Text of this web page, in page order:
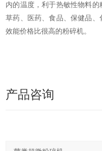
内的温度，利于热敏性物料
草药、医药、食品、保健品、
效能价格比很高的粉碎机。
产品咨询